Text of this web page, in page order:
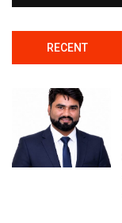
RECENT